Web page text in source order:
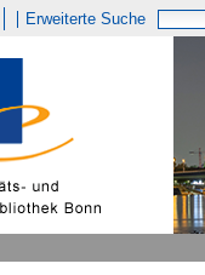
Erweiterte Suche